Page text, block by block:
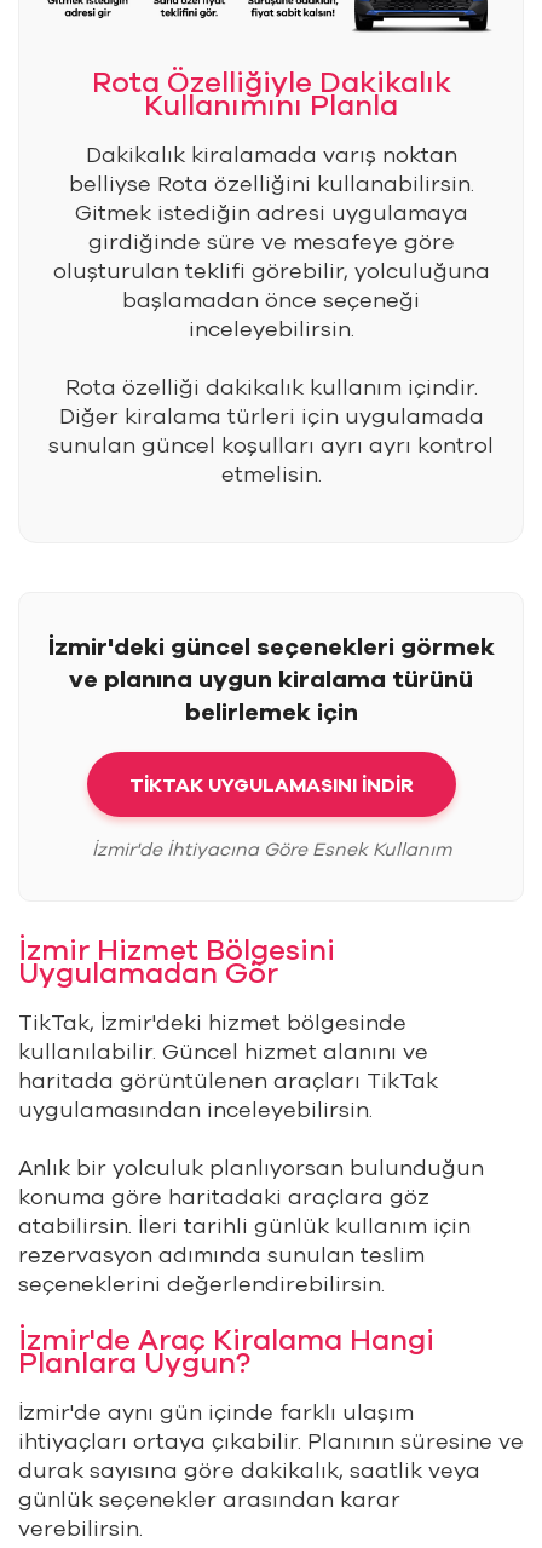
Rota Özelliğiyle Dakikalık
Kullanımını Planla
Dakikalık kiralamada varış noktan
belliyse Rota özelliğini kullanabilirsin.
Gitmek istediğin adresi uygulamaya
girdiğinde süre ve mesafeye göre
oluşturulan teklifi görebilir, yolculuğuna
başlamadan önce seçeneği
inceleyebilirsin.
Rota özelliği dakikalık kullanım içindir.
Diğer kiralama türleri için uygulamada
sunulan güncel koşulları ayrı ayrı kontrol
etmelisin.
İzmir'deki güncel seçenekleri görmek
ve planına uygun kiralama türünü
belirlemek için
TİKTAK UYGULAMASINI İNDİR
İzmir'de İhtiyacına Göre Esnek Kullanım
İzmir Hizmet Bölgesini
Uygulamadan Gör
TikTak, İzmir'deki hizmet bölgesinde
kullanılabilir. Güncel hizmet alanını ve
haritada görüntülenen araçları TikTak
uygulamasından inceleyebilirsin.
Anlık bir yolculuk planlıyorsan bulunduğun
konuma göre haritadaki araçlara göz
atabilirsin. İleri tarihli günlük kullanım için
rezervasyon adımında sunulan teslim
seçeneklerini değerlendirebilirsin.
İzmir'de Araç Kiralama Hangi
Planlara Uygun?
İzmir'de aynı gün içinde farklı ulaşım
ihtiyaçları ortaya çıkabilir. Planının süresine ve
durak sayısına göre dakikalık, saatlik veya
günlük seçenekler arasından karar
verebilirsin.